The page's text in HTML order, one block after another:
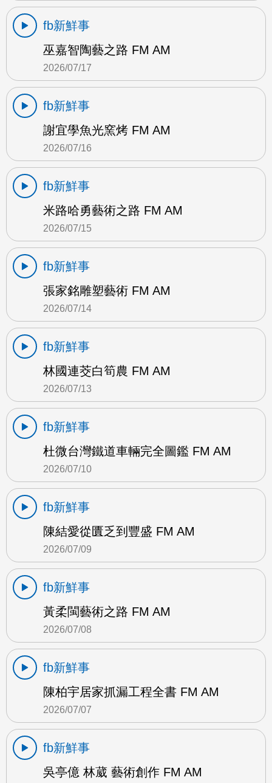
fb新鮮事
巫嘉智陶藝之路 FM AM
2026/07/17
fb新鮮事
謝宜學魚光窯烤 FM AM
2026/07/16
fb新鮮事
米路哈勇藝術之路 FM AM
2026/07/15
fb新鮮事
張家銘雕塑藝術 FM AM
2026/07/14
fb新鮮事
林國連茭白筍農 FM AM
2026/07/13
fb新鮮事
杜微台灣鐵道車輛完全圖鑑 FM AM
2026/07/10
fb新鮮事
陳結愛從匱乏到豐盛 FM AM
2026/07/09
fb新鮮事
黃柔閩藝術之路 FM AM
2026/07/08
fb新鮮事
陳柏宇居家抓漏工程全書 FM AM
2026/07/07
fb新鮮事
吳亭億 林葳 藝術創作 FM AM